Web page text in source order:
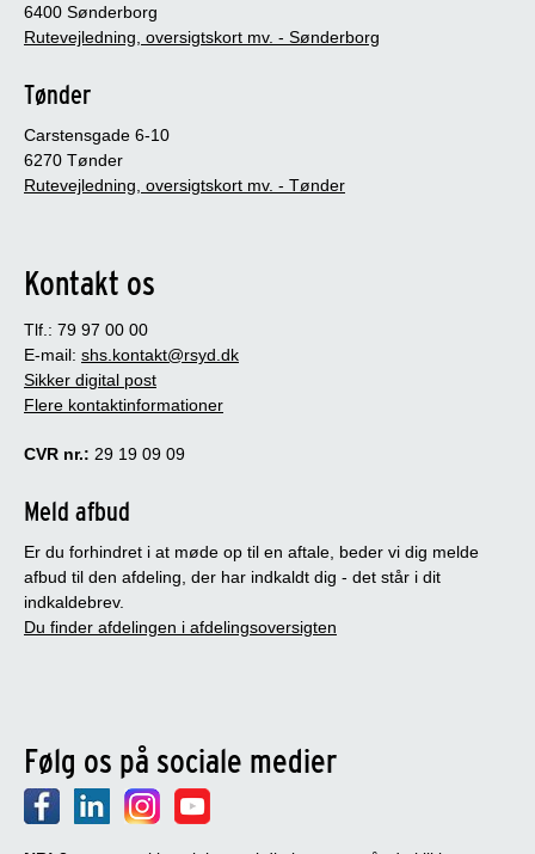
6400 Sønderborg
Rutevejledning, oversigtskort mv. - Sønderborg
Tønder
Carstensgade 6-10
6270 Tønder
Rutevejledning, oversigtskort mv. - Tønder
Kontakt os
Tlf.: 79 97 00 00
E-mail: shs.kontakt@rsyd.dk
Sikker digital post
Flere kontaktinformationer
CVR nr.: 29 19 09 09
Meld afbud
Er du forhindret i at møde op til en aftale, beder vi dig melde
afbud til den afdeling, der har indkaldt dig - det står i dit
indkaldebrev.
Du finder afdelingen i afdelingsoversigten
Følg os på sociale medier